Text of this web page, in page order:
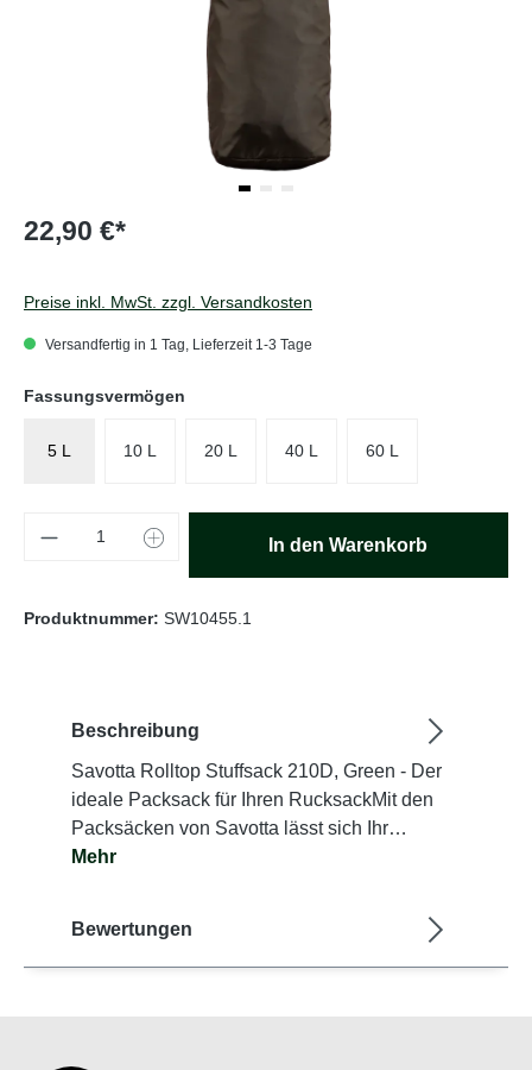
22,90 €*
Preise inkl. MwSt. zzgl. Versandkosten
Versandfertig in 1 Tag, Lieferzeit 1-3 Tage
Fassungsvermögen
5 L 10 L 20 L 40 L 60 L
Produkt Anzahl: Gib den gewünschten
In den Warenkorb
Produktnummer: SW10455.1
Beschreibung
Savotta Rolltop Stuffsack 210D, Green - Der
ideale Packsack für Ihren RucksackMit den
Packsäcken von Savotta lässt sich Ihr…
Mehr
Bewertungen